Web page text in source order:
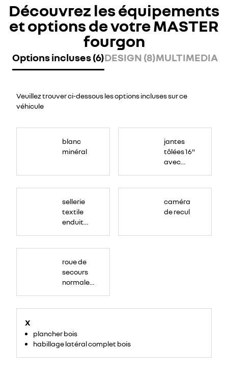
Découvrez les équipements
et options de votre MASTER
fourgon
Options incluses (6)DESIGN (8)MULTIMEDIA
Veuillez trouver ci-dessous les options incluses sur ce
véhicule
blanc
minéral
jantes
tôlées 16"
avec
sellerie
textile
enduit
caméra
de recul
roue de
secours
normale
X
plancher bois
habillage latéral complet bois